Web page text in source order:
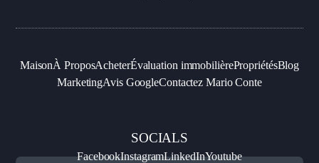
MaisonÀ ProposAcheterÉvaluation immobilièrePropriétésBlog
MarketingAvis GoogleContactez Mario Conte
SOCIALS
FacebookInstagramLinkedInYoutube